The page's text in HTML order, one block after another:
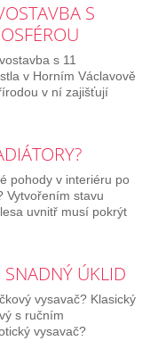
S
s 11
v Horním Václavově
v ní zajišťují
pohody v interiéru po
Vytvořením stavu
uvnitř musí pokrýt
SNADNÝ ÚKLID
vysavač? Klasický
s ručním
vysavač?